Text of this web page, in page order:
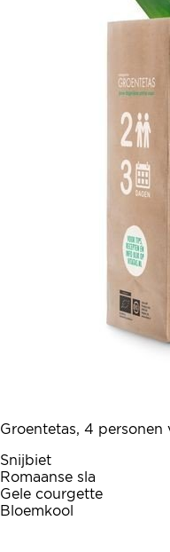
Groentetas, 4 personen
Snijbiet
Romaanse sla
Gele courgette
Bloemkool